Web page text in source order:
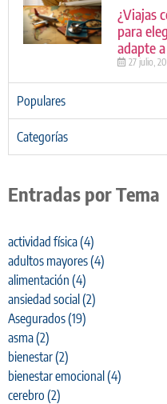
¿Viajas
para
adapte
27 julio,
Populares
Categorías
Entradas por Tema
actividad física(4)
adultos mayores(4)
alimentación (4)
ansiedad social(2)
Asegurados(19)
asma(2)
bienestar(2)
bienestar emocional(4)
cerebro (2)